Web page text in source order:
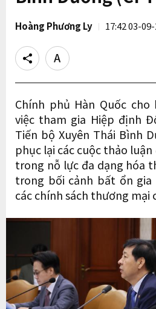
Hoàng Phương Ly 17:42 03-
Share
Text
size
Chính phủ Hàn Quốc
việc tham gia Hiệp định
Tiến bộ Xuyên Thái Bình
phục lại các cuộc thảo
trong nỗ lực đa dạng hóa
trong bối cảnh bất ổn gia
các chính sách thương mại